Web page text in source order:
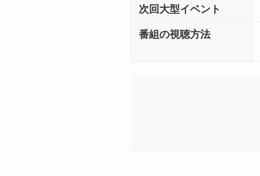
次回大型イベント
番組の視聴方法